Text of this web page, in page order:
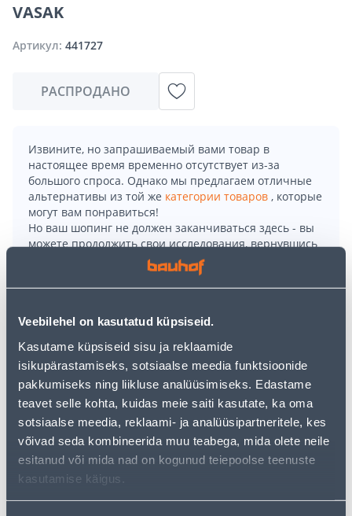
Veebilehel on kasutatud küpsiseid.
Kasutame küpsiseid sisu ja reklaamide
isikupärastamiseks, sotsiaalse meedia funktsioonide
pakkumiseks ning liikluse analüüsimiseks. Edastame
teavet selle kohta, kuidas meie saiti kasutate, ka oma
sotsiaalse meedia, reklaami- ja analüüsipartneritele, kes
võivad seda kombineerida muu teabega, mida olete neile
esitanud või mida nad on kogunud teiepoolse teenuste
kasutamise käigus.
VASAK
Артикул: 441727
РАСПРОДАНО
Извините, но запрашиваемый вами товар в
настоящее время временно отсутствует из-за
большого спроса. Однако мы предлагаем отличные
альтернативы из той же категории товаров , которые
могут вам понравиться!
Но ваш шопинг не должен заканчиваться здесь - вы
можете продолжить свои исследования, вернувшись
или используя нашу мощную
функцию поиска, чтобы найти еще более приятные
варианты. Удачных покупок!
• Puuküttega saunakeris 6 - 12 m³ ruumalaga leiliruumi
kütmiseks.
• Nelinurkse ehitusega ja läbi seina paigaldatav. Sobiv
kivide kogus 50 - 70 kg.
• Vasaku veesärgiga mudel, ühendus 3/4".
Доставка невозможна